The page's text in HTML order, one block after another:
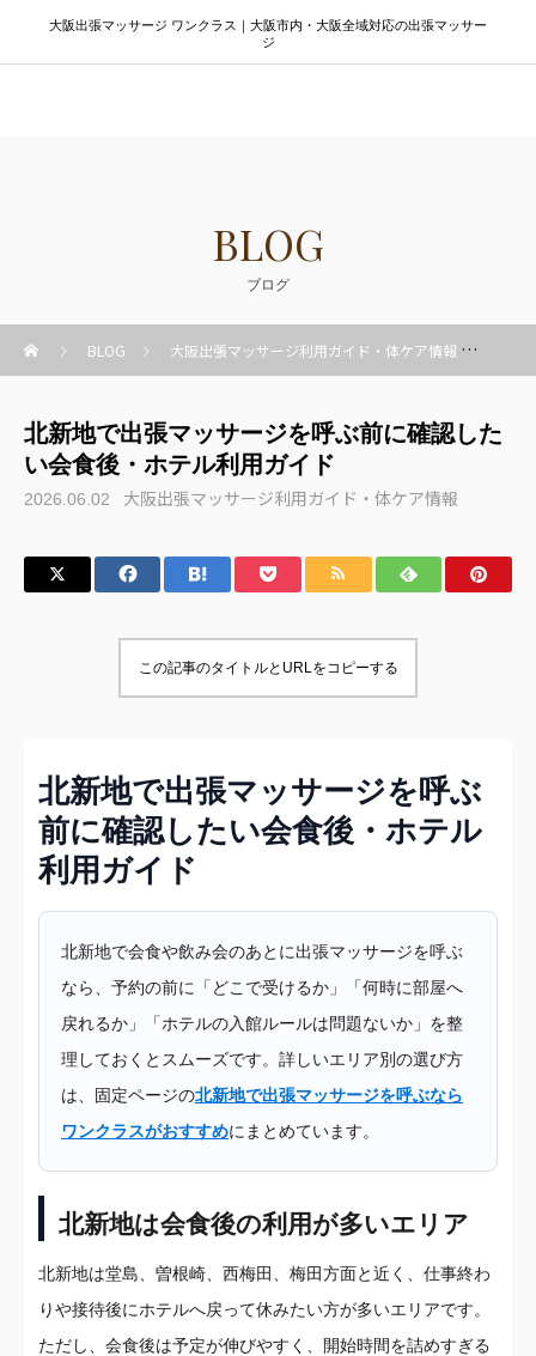
大阪出張マッサージ ワンクラス｜大阪市内・大阪全域対応の出張マッサー
ジ
BLOG
ブログ
BLOG 大阪出張マッサージ利用ガイド・体ケア情報
北新地で出張マッサージを呼ぶ前に確認した
い会食後・ホテル利用ガイド
2026.06.02 大阪出張マッサージ利用ガイド・体ケア情報
この記事のタイトルとURLをコピーする
北新地で出張マッサージを呼ぶ
前に確認したい会食後・ホテル
利用ガイド
北新地で会食や飲み会のあとに出張マッサージを呼ぶ
なら、予約の前に「どこで受けるか」「何時に部屋へ
戻れるか」「ホテルの入館ルールは問題ないか」を整
理しておくとスムーズです。詳しいエリア別の選び方
は、固定ページの北新地で出張マッサージを呼ぶなら
ワンクラスがおすすめにまとめています。
北新地は会食後の利用が多いエリア
北新地は堂島、曽根崎、西梅田、梅田方面と近く、仕事終わ
りや接待後にホテルへ戻って休みたい方が多いエリアです。
ただし、会食後は予定が伸びやすく、開始時間を詰めすぎる